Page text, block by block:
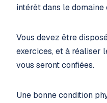
intérêt dans le domaine
Vous devez être
exercices, et à réaliser
vous seront confiées.
Une bonne condition